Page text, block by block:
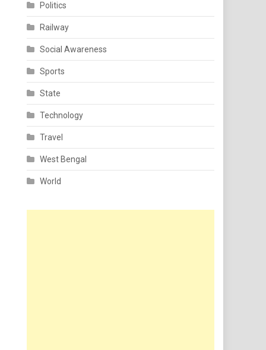
Politics
Railway
Social Awareness
Sports
State
Technology
Travel
West Bengal
World